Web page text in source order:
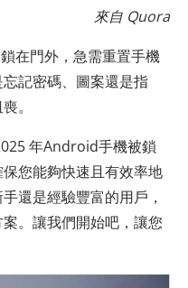
來自 Quora
在門外，急需重置手機
記密碼、圖案還是指
。
年Android手機被鎖
您能夠快速且有效率地
還是經驗豐富的用戶，
。讓我們開始吧，讓您